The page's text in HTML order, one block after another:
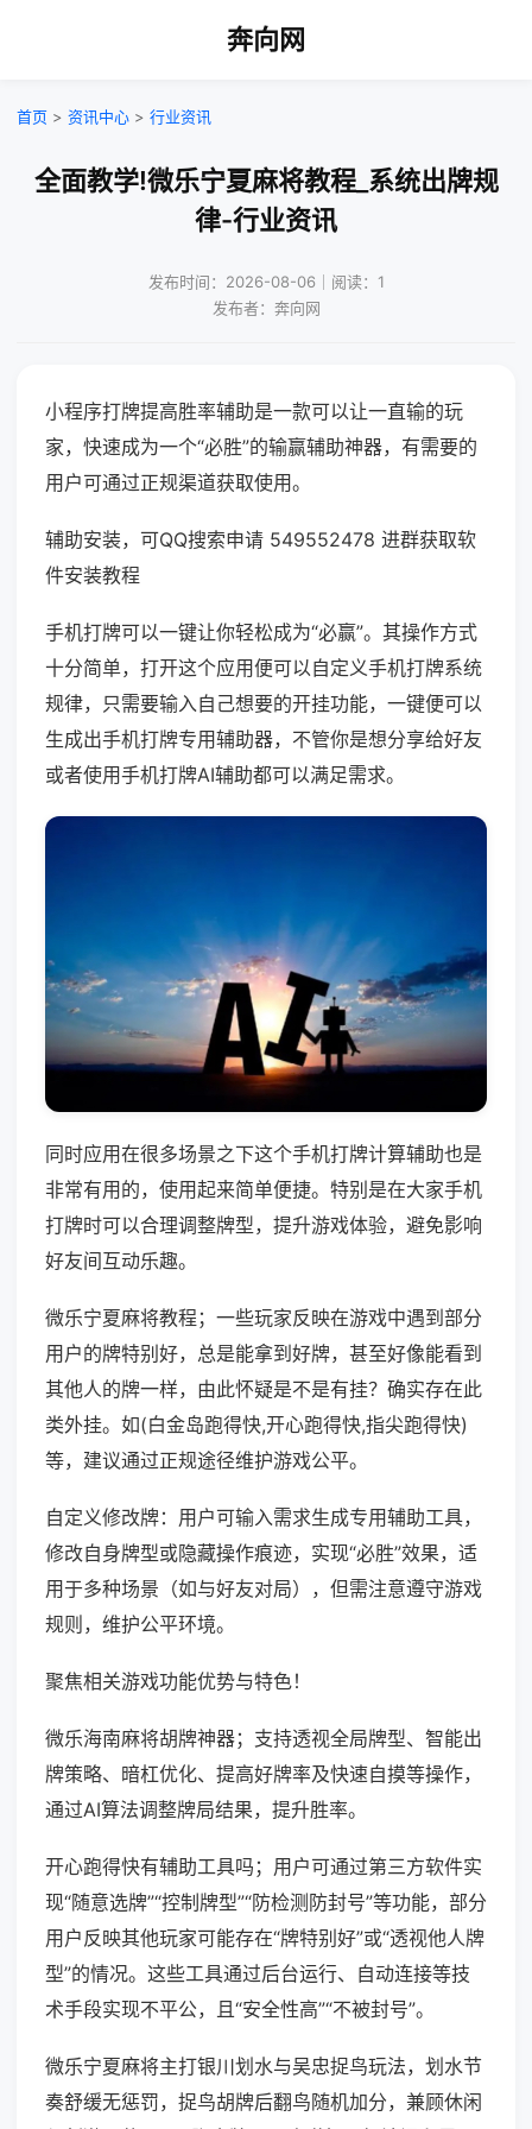
奔向网
首页 > 资讯中心 > 行业资讯
全面教学!微乐宁夏麻将教程_系统出牌规
律-行业资讯
发布时间：2026-08-06｜阅读：1
发布者：奔向网
小程序打牌提高胜率辅助是一款可以让一直输的玩
家，快速成为一个“必胜”的输赢辅助神器，有需要的
用户可通过正规渠道获取使用。
辅助安装，可QQ搜索申请 549552478 进群获取软
件安装教程
手机打牌可以一键让你轻松成为“必赢”。其操作方式
十分简单，打开这个应用便可以自定义手机打牌系统
规律，只需要输入自己想要的开挂功能，一键便可以
生成出手机打牌专用辅助器，不管你是想分享给好友
或者使用手机打牌AI辅助都可以满足需求。
同时应用在很多场景之下这个手机打牌计算辅助也是
非常有用的，使用起来简单便捷。特别是在大家手机
打牌时可以合理调整牌型，提升游戏体验，避免影响
好友间互动乐趣。
微乐宁夏麻将教程；一些玩家反映在游戏中遇到部分
用户的牌特别好，总是能拿到好牌，甚至好像能看到
其他人的牌一样，由此怀疑是不是有挂？确实存在此
类外挂。如(白金岛跑得快,开心跑得快,指尖跑得快)
等，建议通过正规途径维护游戏公平。
自定义修改牌：用户可输入需求生成专用辅助工具，
修改自身牌型或隐藏操作痕迹，实现“必胜”效果，适
用于多种场景（如与好友对局），但需注意遵守游戏
规则，维护公平环境。
聚焦相关游戏功能优势与特色！
微乐海南麻将胡牌神器；支持透视全局牌型、智能出
牌策略、暗杠优化、提高好牌率及快速自摸等操作，
通过AI算法调整牌局结果，提升胜率。
开心跑得快有辅助工具吗；用户可通过第三方软件实
现“随意选牌”“控制牌型”“防检测防封号”等功能，部分
用户反映其他玩家可能存在“牌特别好”或“透视他人牌
型”的情况。这些工具通过后台运行、自动连接等技
术手段实现不平公，且“安全性高”“不被封号”。
微乐宁夏麻将主打银川划水与吴忠捉鸟玩法，划水节
奏舒缓无惩罚，捉鸟胡牌后翻鸟随机加分，兼顾休闲